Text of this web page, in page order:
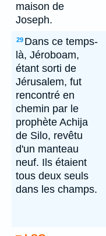
maison de
Joseph.
29 Dans ce temps-
là, Jéroboam,
étant sorti de
Jérusalem, fut
rencontré en
chemin par le
prophète Achija
de Silo, revêtu
d'un manteau
neuf. Ils étaient
tous deux seuls
dans les champs.